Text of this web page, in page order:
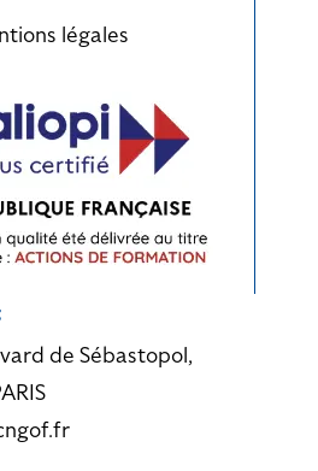
légales
de Sébastopol,